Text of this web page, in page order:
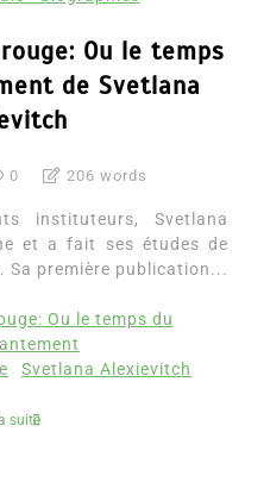
Ou le temps
de Svetlana
0 206 words
instituteurs, Svetlana
et a fait ses études de
Sa première publication...
Ou le temps du
Svetlana Alexievitch
suite